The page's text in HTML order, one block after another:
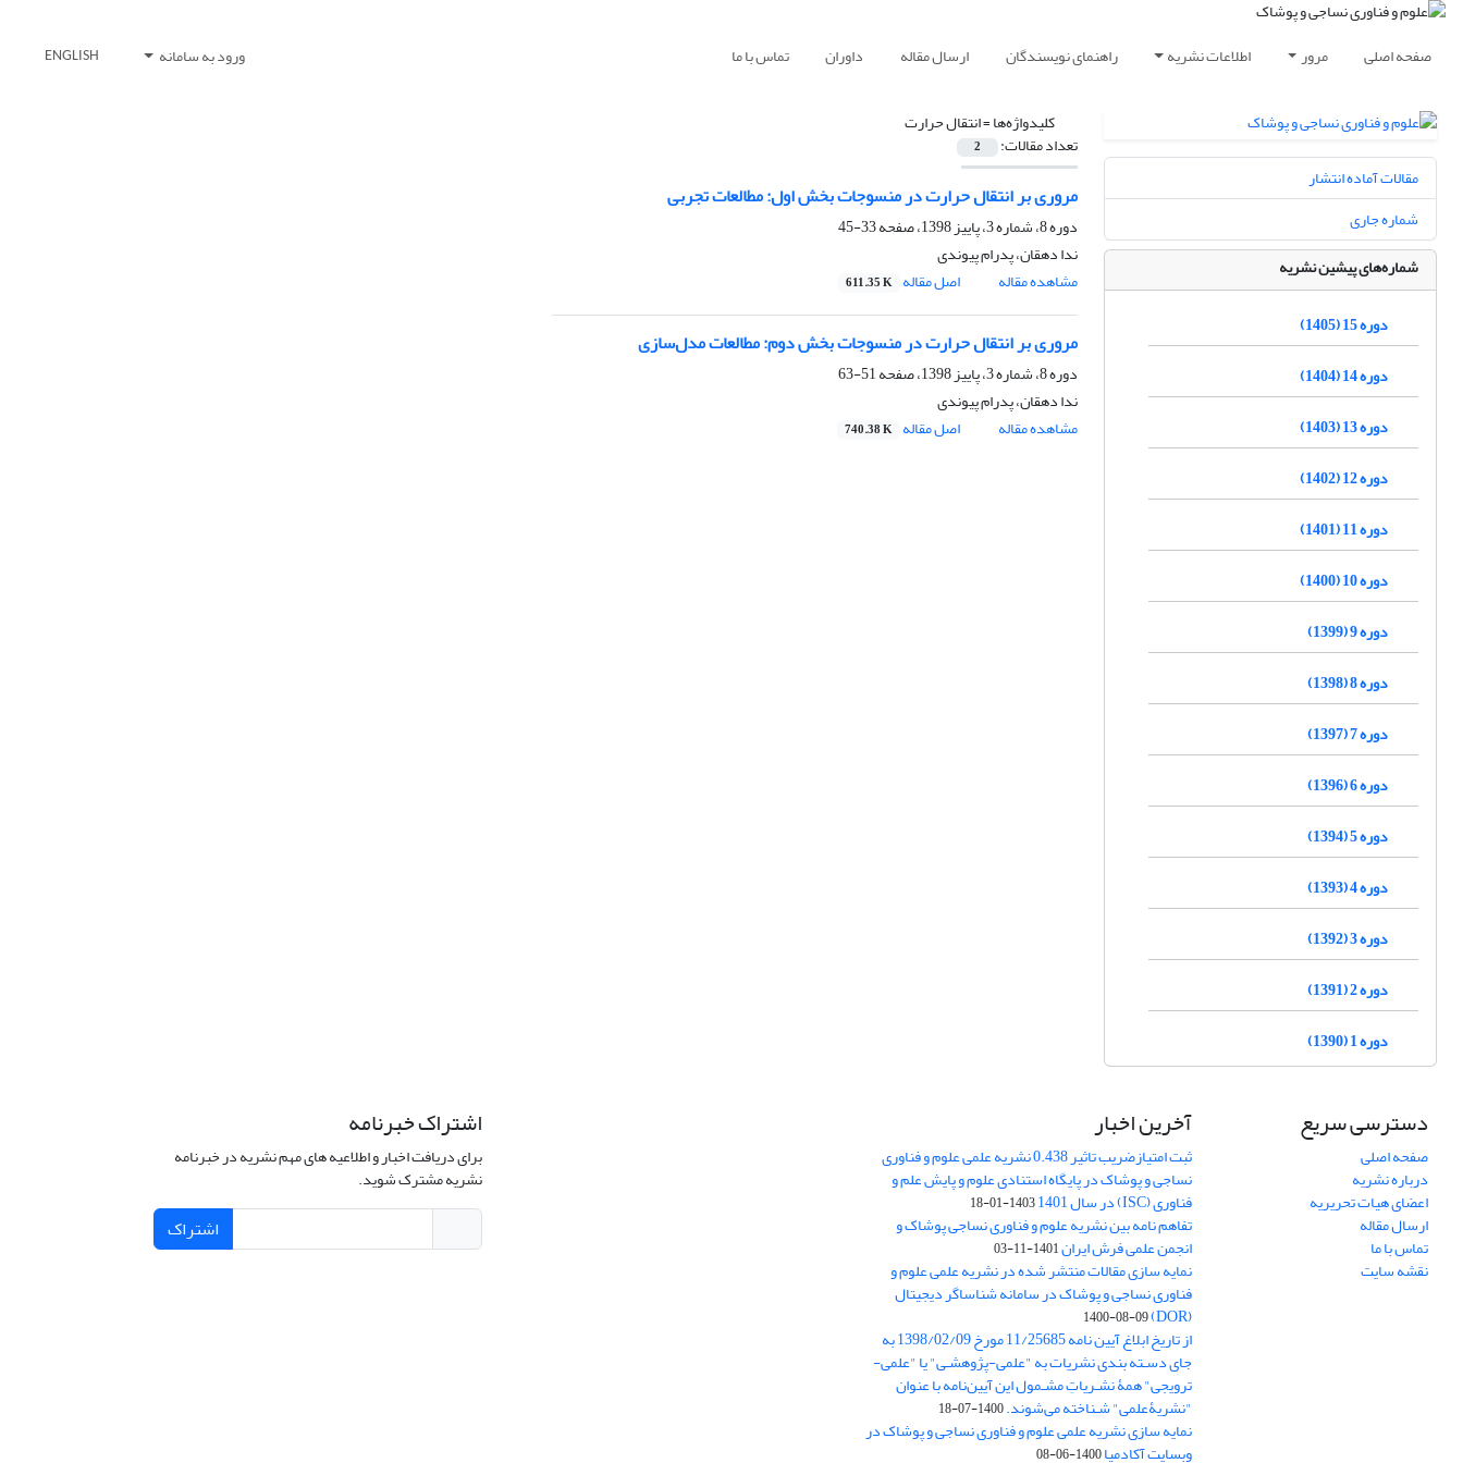
صفحه اصلی مرور اطلاعات نشریه راهنمای نویسندگان ارسال مقاله داوران تماس با ما ورود به سامانه ENGLISH
کلیدواژه‌ها =انتقال حرارت
تعداد مقالات: 2
مروری بر انتقال حرارت در منسوجات بخش اول: مطالعات تجربی
دوره 8، شماره 3، پاییز 1398، صفحه
33-45
ندا دهقان، پدرام پیوندی
مشاهده مقاله
اصل مقاله 611.35 K
مروری بر انتقال حرارت در منسوجات بخش دوم: مطالعات مدل‌سازی
دوره 8، شماره 3، پاییز 1398، صفحه
51-63
ندا دهقان، پدرام پیوندی
مشاهده مقاله
اصل مقاله 740.38 K
مقالات آماده انتشار
شماره جاری
شماره‌های پیشین نشریه
دوره 15 (1405)
دوره 14 (1404)
دوره 13 (1403)
دوره 12 (1402)
دوره 11 (1401)
دوره 10 (1400)
دوره 9 (1399)
دوره 8 (1398)
دوره 7 (1397)
دوره 6 (1396)
دوره 5 (1394)
دوره 4 (1393)
دوره 3 (1392)
دوره 2 (1391)
دوره 1 (1390)
دسترسی سریع
صفحه اصلی
درباره نشریه
اعضای هیات تحریریه
ارسال مقاله
تماس با ما
نقشه سایت
آخرین اخبار
ثبت امتیازضریب تاثیر 0.438 نشریه علمی علوم و فناوری
نساجی و پوشاک در پایگاه استنادی علوم و پایش علم و
فناوری (ISC) در سال 1401 1403-01-18
تفاهم نامه بین نشریه علوم و فناوری نساجی پوشاک و
انجمن علمی فرش ایران1401-11-03
نمایه سازی مقالات منتشر شده در نشریه علمی علوم و
فناوری نساجی و پوشاک در سامانه شناساگر دیجیتال
(DOR)
1400-08-09
از تاریخ ابلاغ آیین نامه 11/25685 مورخ 1398/02/09 به
جای دسـته بندی نشریات به "علمی-پژوهشـی" یا "علمی-
ترویجی" همۀ نشـریاتِ مشـمول این آیین‌نامه با عنوان
"نشریۀعلمی" شـناخته می‌شوند.1400-07-18
نمایه سازی نشریه علمی علوم و فناوری نساجی و پوشاک در
وبسایت آکادمیا1400-06-08
اشتراک خبرنامه
برای دریافت اخبار و اطلاعیه های مهم نشریه در خبرنامه
نشریه مشترک شوید.
اشتراک